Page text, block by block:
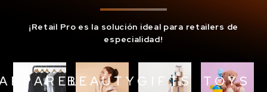
¡Retail Pro es la solución ideal para retailers de
especialidad!
BEAUTYGIFTS TOYS